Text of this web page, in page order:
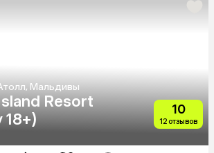
Мальдивы
Resort
18+)
10
12 отзывов